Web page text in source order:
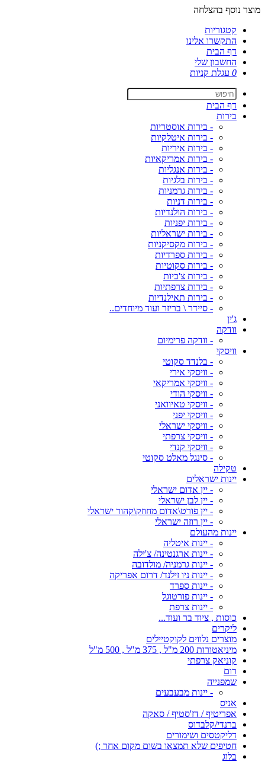
מוצר נוסף בהצלחה
קטגוריות
התקשרו אלינו
דף הבית
החשבון שלי
0 עגלת קניות
דף הבית
בירות
- בירות אוסטריות
- בירות איטלקיות
- בירות איריות
- בירות אמריקאיות
- בירות אנגליות
- בירות בלגיות
- בירות גרמניות
- בירות דניות
- בירות הולנדיות
- בירות יפניות
- בירות ישראליות
- בירות מקסיקניות
- בירות ספרדיות
- בירות סקוטיות
- בירות צ'כיות
- בירות צרפתיות
- בירות תאילנדיות
- סיידר \ בריזר ועוד מיוחדים..
ג'ין
וודקה
- וודקה פרימיום
וויסקי
- בלנדד סקוטי
- וויסקי אירי
- וויסקי אמריקאי
- וויסקי הודי
- וויסקי טאיוואני
- וויסקי יפני
- וויסקי ישראלי
- וויסקי צרפתי
- וויסקי קנדי
- סינגל מאלט סקוטי
טקילה
יינות ישראלים
- יין אדום ישראלי
- יין לבן ישראלי
- יין פורט\אדום מחוזק\קהור ישראלי
- יין רוזה ישראלי
יינות מהעולם
- יינות איטליה
- יינות ארגנטינה/ צ'ילה
- יינות גרמניה/ מולדובה
- יינות ניו זילנד/ דרום אפריקה
- יינות ספרד
- יינות פורטוגל
- יינות צרפת
כוסות , ציוד בר ועוד...
ליקרים
מוצרים נלווים לקוקטיילים
מיניאטורות 200 מ"ל , 375 מ"ל , 500 מ"ל
קוניאק צרפתי
רום
שמפנייה
- יינות מבעבעים
אניס
אפריטיף / דז'סטיף / סאקה
ברנדי/קלבדוס
דליקטסים ושימורים
חטיפים שלא תמצאו בשום מקום אחר ;)
בלוג